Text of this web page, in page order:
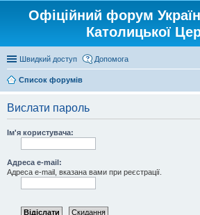
Офіційний форум
Католицької
Швидкий доступ Допомога
Список форумів
Вислати пароль
Ім'я користувача:
Адреса e-mail:
Адреса e-mail, вказана вами при реєстрації.